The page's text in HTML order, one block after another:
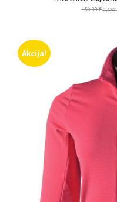
150.00€
Akcija!